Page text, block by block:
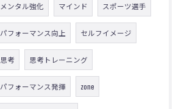
メンタル強化 マインド スポーツ選手
パフォーマンス向上 セルフイメージ
思考 思考トレーニング
パフォーマンス発揮 zone